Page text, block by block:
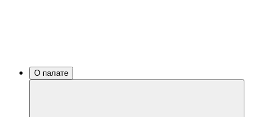
О палате